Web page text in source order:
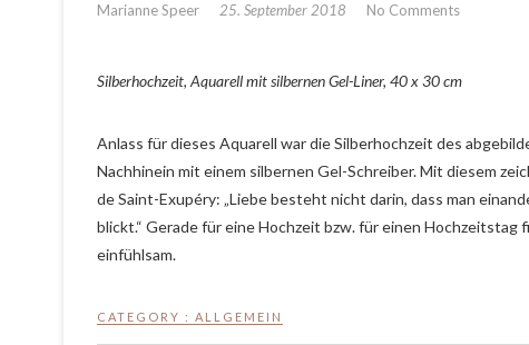
Marianne Speer 25. September 2018 No Comments
Silberhochzeit, Aquarell mit silbernen Gel-Liner, 40 x 30 cm
Anlass für dieses Aquarell war die Silberhochzeit des
Nachhinein mit einem silbernen Gel-Schreiber. Mit diesem
de Saint-Exupéry: „Liebe besteht nicht darin, dass man
blickt.“ Gerade für eine Hochzeit bzw. für einen
einfühlsam.
CATEGORY : ALLGEMEIN